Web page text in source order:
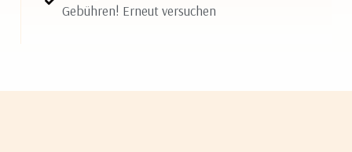
Gebühren! Erneut versuchen